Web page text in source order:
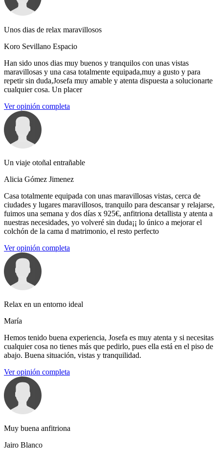
Unos dias de relax maravillosos
Koro Sevillano Espacio
Han sido unos dias muy buenos y tranquilos con unas vistas
maravillosas y una casa totalmente equipada,muy a gusto y para
repetir sin duda,Josefa muy amable y atenta dispuesta a solucionarte
cualquier cosa. Un placer
Ver opinión completa
Un viaje otoñal entrañable
Alicia Gómez Jimenez
Casa totalmente equipada con unas maravillosas vistas, cerca de
ciudades y lugares maravillosos, tranquilo para descansar y relajarse,
fuimos una semana y dos días x 925€, anfitriona detallista y atenta a
nuestras necesidades, yo volveré sin duda¡¡ lo único a mejorar el
colchón de la cama d matrimonio, el resto perfecto
Ver opinión completa
Relax en un entorno ideal
María
Hemos tenido buena experiencia, Josefa es muy atenta y si necesitas
cualquier cosa no tienes más que pedirlo, pues ella está en el piso de
abajo. Buena situación, vistas y tranquilidad.
Ver opinión completa
Muy buena anfitriona
Jairo Blanco